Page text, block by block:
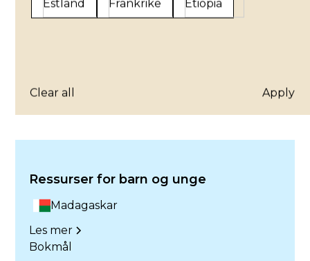
Estland Frankrike Etiopia
Clear all
Ressurser for barn og unge
Bokmål
Ressurser for barn og unge
Madagaskar
Les mer
Bokmål